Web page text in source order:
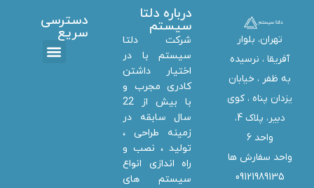
تهران، بلوار
آفریقا ، نرسیده
به ظفر ،‌ خیابان
یزدان پناه ، کوی
دبیر، پلاک 4،
واحد 6
واحد سفارش ها
09121989135
درباره دلتا
سیستم
شرکت دلتا
سیستم با در
اختیار داشتن
کادری مجرب و
با بیش از 22
سال سابقه در
زمینه طراحی ،
تولید ، نصب و
راه اندازی انواع
سیستم های
دسترسی
سریع